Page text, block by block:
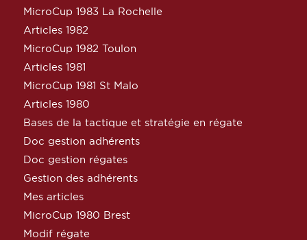
MicroCup 1983 La Rochelle
Articles 1982
MicroCup 1982 Toulon
Articles 1981
MicroCup 1981 St Malo
Articles 1980
Bases de la tactique et stratégie en régate
Doc gestion adhérents
Doc gestion régates
Gestion des adhérents
Mes articles
MicroCup 1980 Brest
Modif régate